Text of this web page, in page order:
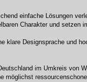
einfache Lösungen
Charakter und setzen
klare Designsprache und
im Umkreis von
möglichst